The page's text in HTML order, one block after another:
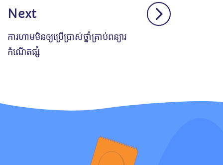
Next
ការហាមមិនឲ្យប្រើប្រាស់ថ្នាំគ្រាប់ពន្យារ
កំណើតផ្សំ